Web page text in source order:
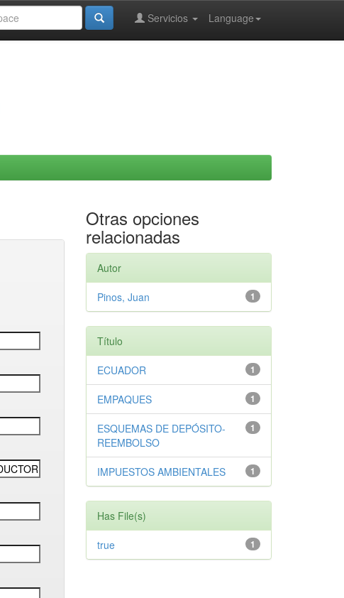
Language
Servicios
Otras opciones
relacionadas
Autor
1
Pinos, Juan
Título
1
ECUADOR
1
EMPAQUES
1
ESQUEMAS DE DEPÓSITO-
REEMBOLSO
1
IMPUESTOS AMBIENTALES
Has File(s)
1
true